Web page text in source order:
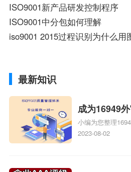
ISO9001新产品研发控制程序
ISO9001中分包如何理解
iso9001 2015过程识别为什么用
最新知识
成为16949
16949
小编为您整理
能成为注册的
2023-08-02